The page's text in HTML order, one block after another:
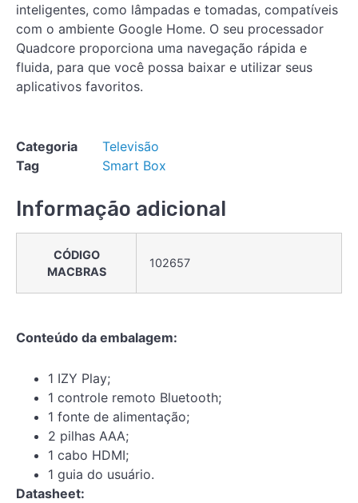
inteligentes, como lâmpadas e tomadas, compatíveis
com o ambiente Google Home. O seu processador
Quadcore proporciona uma navegação rápida e
fluida, para que você possa baixar e utilizar seus
aplicativos favoritos.
Categoria
Televisão
Tag
Smart Box
Informação adicional
CÓDIGO
MACBRAS
102657
Conteúdo da embalagem:
1 IZY Play;
1 controle remoto Bluetooth;
1 fonte de alimentação;
2 pilhas AAA;
1 cabo HDMI;
1 guia do usuário.
Datasheet: